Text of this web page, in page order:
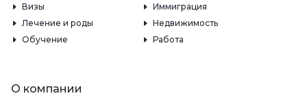
Визы
Иммиграция
Лечение и роды
Недвижимость
Обучение
Работа
О компании